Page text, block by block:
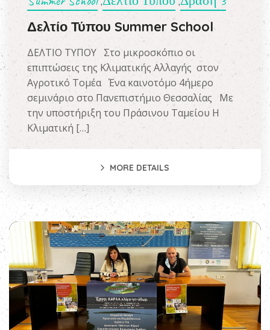
Δελτίο Τύπου Summer School
ΔΕΛΤΙΟ ΤΥΠΟΥ Στο μικροσκόπιο οι
επιπτώσεις της Κλιματικής Αλλαγής στον
Αγροτικό Τομέα Ένα καινοτόμο 4ήμερο
σεμινάριο στο Πανεπιστήμιο Θεσσαλίας Με
την υποστήριξη του Πράσινου Ταμείου Η
Κλιματική […]
MORE DETAILS